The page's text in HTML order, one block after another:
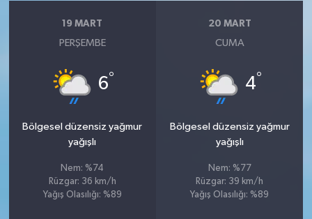
19 MART
PERŞEMBE
6°
Bölgesel düzensiz yağmur
yağışlı
Nem: %74
Rüzgar: 36 km/h
Yağış Olasılığı: %89
20 MART
CUMA
4°
Bölgesel düzensiz yağmur
yağışlı
Nem: %77
Rüzgar: 39 km/h
Yağış Olasılığı: %89